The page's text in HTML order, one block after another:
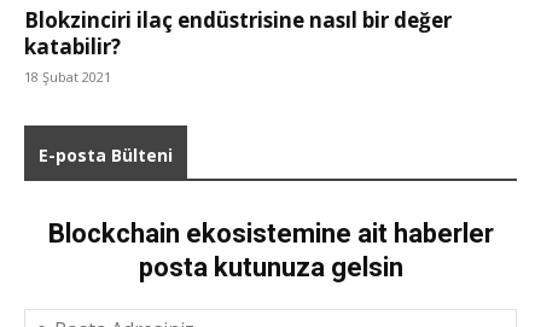
Blokzinciri ilaç endüstrisine nasıl bir değer
katabilir?
18 Şubat 2021
E-posta Bülteni
Blockchain ekosistemine ait haberler
posta kutunuza gelsin